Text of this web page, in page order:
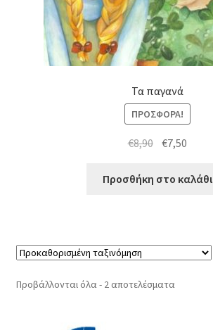
Τα παγανά
ΠΡΟΣΦΟΡΆ!
€8,90 Original
was:
€7,50
τιμή
Προσθήκη στο καλάθι
Προβάλλονται όλα - 2 αποτελέσματα